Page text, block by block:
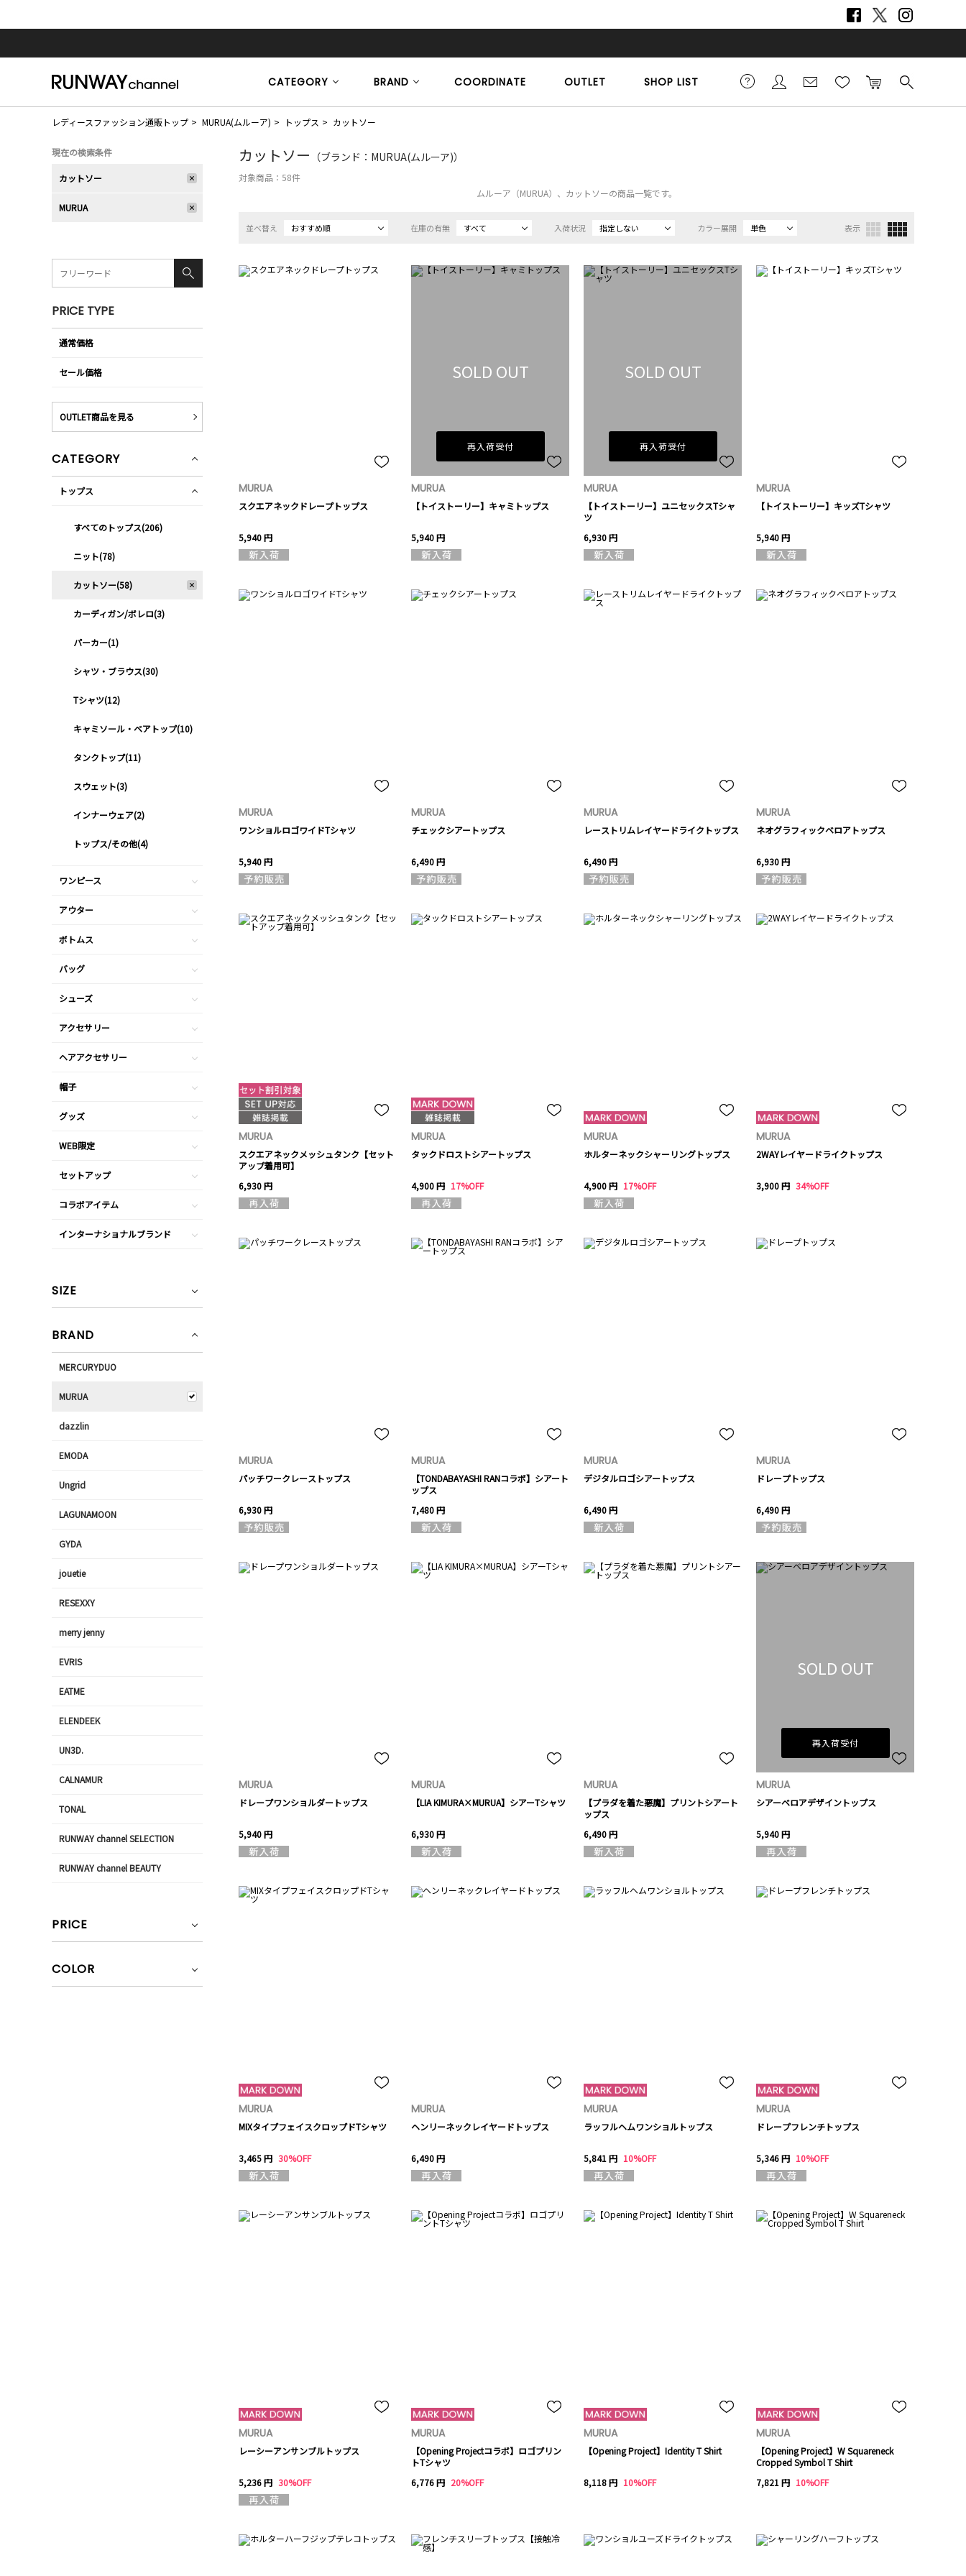
CATEGORY BRAND COORDINATE OUTLET SHOP LIST
レディースファッション通販トップ MURUA(ムルーア) トップス カットソー
カットソー （ブランド：MURUA(ムルーア)）
対象商品： 58件
ムルーア（MURUA）、カットソーの商品一覧です。
並べ替え おすすめ順 在庫の有無 すべて 入荷状況 指定しない カラー展開 単色 表示
MURUA
スクエアネックドレープトップス
5,940 円
SOLD OUT
再入荷受付
MURUA
【トイストーリー】キャミトップス
5,940 円
SOLD OUT
再入荷受付
MURUA
【トイストーリー】ユニセックスTシャ
ツ
6,930 円
MURUA
【トイストーリー】キッズTシャツ
5,940 円
MURUA
ワンショルロゴワイドTシャツ
5,940 円
MURUA
チェックシアートップス
6,490 円
MURUA
レーストリムレイヤードライクトップス
6,490 円
MURUA
ネオグラフィックベロアトップス
6,930 円
MURUA
スクエアネックメッシュタンク【セット
アップ着用可】
6,930 円
MURUA
タックドロストシアートップス
4,900 円 17%OFF
MURUA
ホルターネックシャーリングトップス
4,900 円 17%OFF
MURUA
2WAYレイヤードライクトップス
3,900 円 34%OFF
MURUA
パッチワークレーストップス
6,930 円
MURUA
【TONDABAYASHI RANコラボ】シアート
ップス
7,480 円
MURUA
デジタルロゴシアートップス
6,490 円
MURUA
ドレープトップス
6,490 円
MURUA
ドレープワンショルダートップス
5,940 円
MURUA
【LIA KIMURA×MURUA】シアーTシャツ
6,930 円
MURUA
【プラダを着た悪魔】プリントシアート
ップス
6,490 円
SOLD OUT
再入荷受付
MURUA
シアーベロアデザイントップス
5,940 円
MURUA
MIXタイプフェイスクロップドTシャツ
3,465 円 30%OFF
MURUA
ヘンリーネックレイヤードトップス
6,490 円
MURUA
ラッフルヘムワンショルトップス
5,841 円 10%OFF
MURUA
ドレープフレンチトップス
5,346 円 10%OFF
MURUA
レーシーアンサンブルトップス
5,236 円 30%OFF
MURUA
【Opening Projectコラボ】ロゴプリン
トTシャツ
6,776 円 20%OFF
MURUA
【Opening Project】Identity T Shirt
8,118 円 10%OFF
MURUA
【Opening Project】W Squareneck
Cropped Symbol T Shirt
7,821 円 10%OFF
現在の検索条件
カットソー
MURUA
PRICE TYPE
通常価格
セール価格
OUTLET商品を見る
CATEGORY
トップス
すべてのトップス(206)
ニット(78)
カットソー(58)
カーディガン/ボレロ(3)
パーカー(1)
シャツ・ブラウス(30)
Tシャツ(12)
キャミソール・ベアトップ(10)
タンクトップ(11)
スウェット(3)
インナーウェア(2)
トップス/その他(4)
ワンピース
アウター
ボトムス
バッグ
シューズ
アクセサリー
ヘアアクセサリー
帽子
グッズ
WEB限定
セットアップ
コラボアイテム
インターナショナルブランド
SIZE
BRAND
MERCURYDUO
MURUA
dazzlin
EMODA
Ungrid
LAGUNAMOON
GYDA
jouetie
RESEXXY
merry jenny
EVRIS
EATME
ELENDEEK
UN3D.
CALNAMUR
TONAL
RUNWAY channel SELECTION
RUNWAY channel BEAUTY
PRICE
COLOR